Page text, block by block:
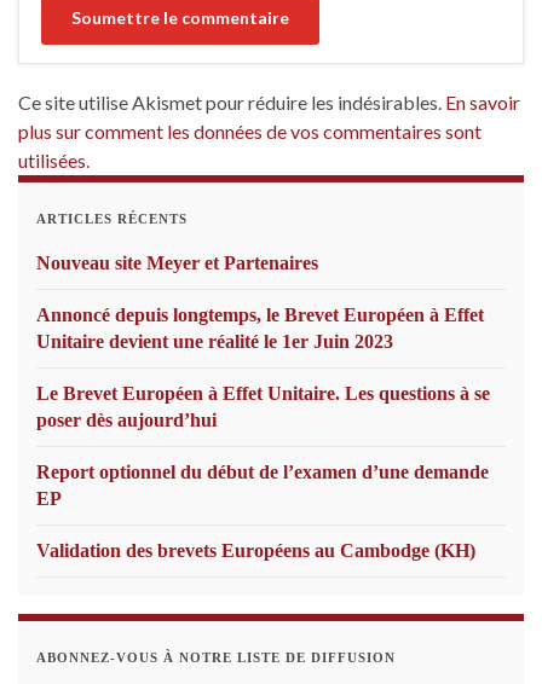
Ce site utilise Akismet pour réduire les indésirables. En savoir
plus sur comment les données de vos commentaires sont
utilisées
ARTICLES RÉCENTS
Nouveau site Meyer et Partenaires
Annoncé depuis longtemps, le Brevet Européen à Effet
Unitaire devient une réalité le 1er Juin 2023
Le Brevet Européen à Effet Unitaire. Les questions à se
poser dès aujourd’hui
Report optionnel du début de l’examen d’une demande
EP
Validation des brevets Européens au Cambodge (KH)
ABONNEZ-VOUS À NOTRE LISTE DE DIFFUSION